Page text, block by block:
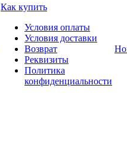
Как купить
Условия оплаты
Условия доставки
Возврат
Реквизиты
Политика
конфиденциальности